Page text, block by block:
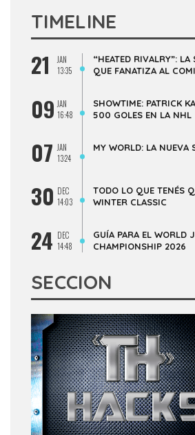
TIMELINE
21
JAN
13:35
“HEATED RIVALRY”: LA
QUE FANATIZA AL
09 JAN
16:48
SHOWTIME: PATRICK
500 GOLES EN LA NHL
07 JAN
13:24
MY WORLD: LA NUEVA
30 DEC
14:03
TODO LO QUE TENÉS
WINTER CLASSIC
24 DEC
14:48
GUÍA PARA EL WORLD
CHAMPIONSHIP 2026
SECCION